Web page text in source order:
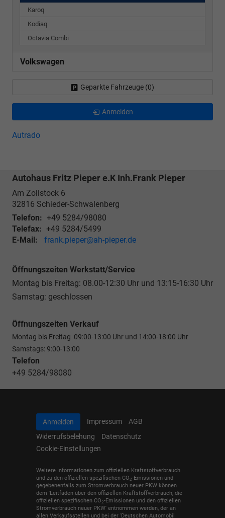
Karoq
Kodiaq
Octavia Combi
Volkswagen
Geparkte Fahrzeuge (0)
Anmelden
Autrado
Autohaus Fritz Pieper e.K Inh.Frank Pieper
Am Zollstock 6
32816 Schieder-Schwalenberg
Telefon: +49 5284/98080
Telefax: +49 5284/5499
E-Mail:
frank.pieper@ah-pieper.de
Öffnungszeiten Werkstatt/Service
Montag bis Freitag: 08.00-12:30 Uhr und 13:15-16:30 Uhr
Samstag: geschlossen
Öffnungszeiten Verkauf
Montag bis Freitag 09:00-13:00 Uhr und 14:00-18:00 Uhr
Samstags: 9:00-13:00
Telefon
+49 5284/98080
Anmelden Impressum
AGB
Widerrufsbelehung
Datenschutz
Cookie-Einstellungen
Weitere Informationen zum offiziellen Kraftstoffverbrauch
und zu den offiziellen spezifischen CO2-Emissionen und
gegebenenfalls zum Stromverbrauch neuer PKW können
dem 'Leitfaden über den offiziellen Kraftstoffverbrauch, die
offiziellen spezifischen CO2-Emissionen und den offiziellen
Stromverbrauch neuer PKW' entnommen werden, der an
allen Verkaufsstellen und bei der 'Deutschen Automobil